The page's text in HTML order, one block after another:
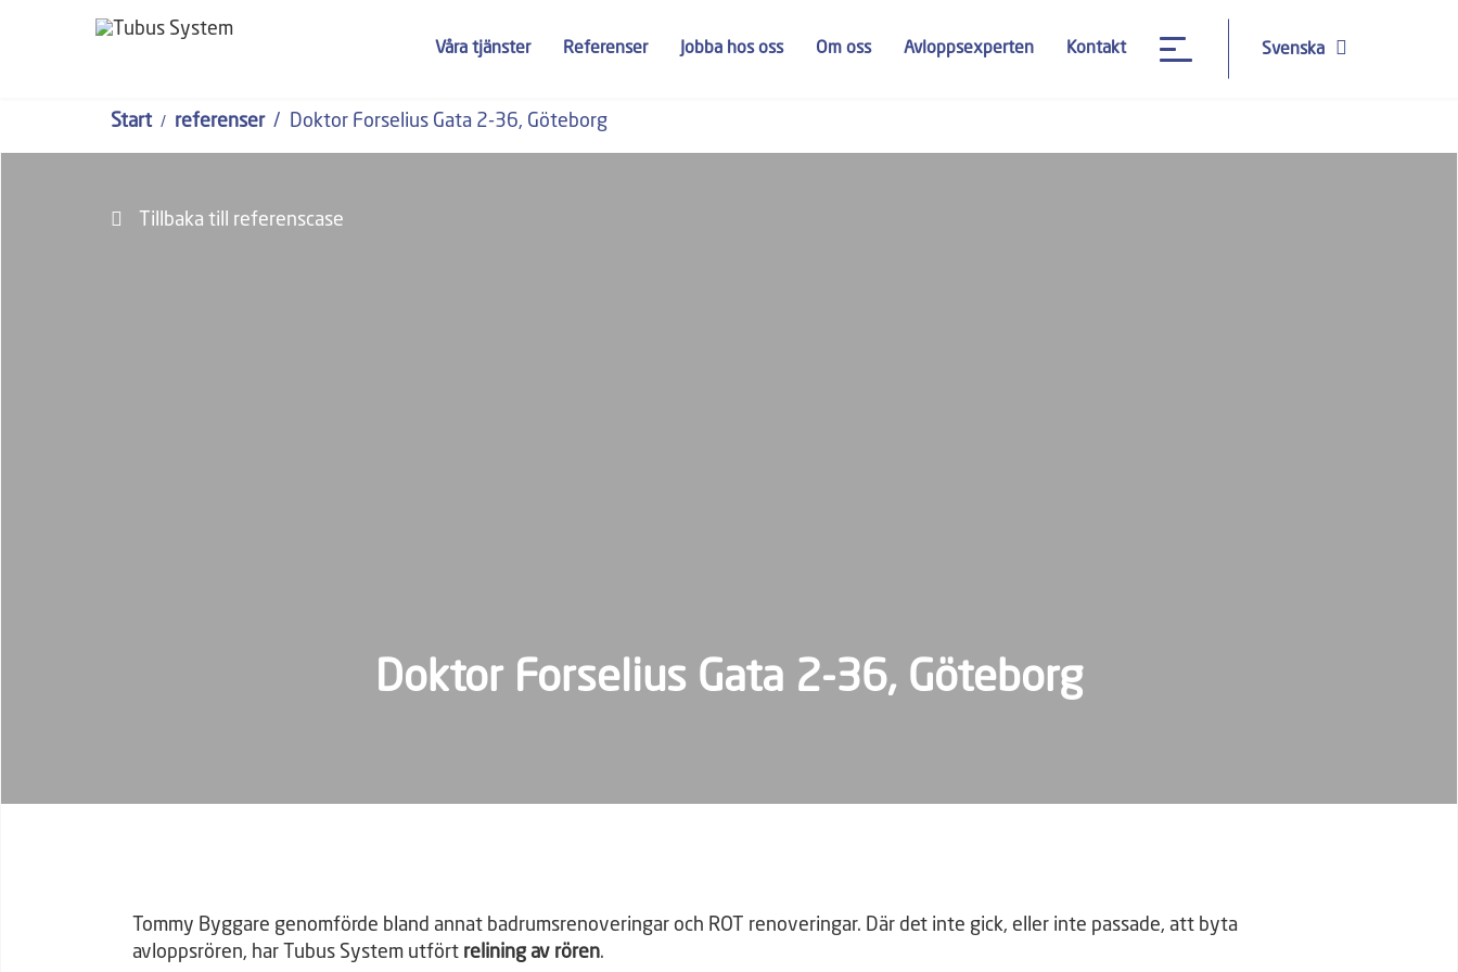
Våra tjänster Referenser Jobba hos oss Om oss Avloppsexperten Kontakt Svenska
Start referenser Doktor Forselius Gata 2-36, Göteborg
Tillbaka till referenscase
Doktor Forselius Gata 2-36, Göteborg
Tommy Byggare genomförde bland annat badrumsrenoveringar och ROT renoveringar. Där det inte gick, eller inte passade, att byta
avloppsrören, har Tubus System utfört relining av rören.